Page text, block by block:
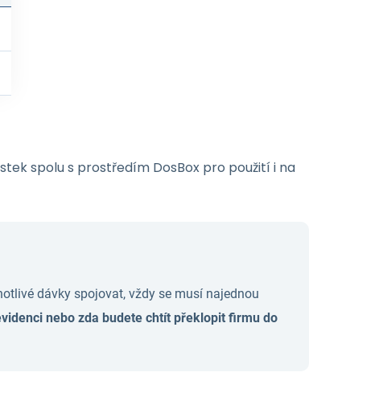
spolu s prostředím DosBox pro použití i na
dávky spojovat, vždy se musí najednou
nebo zda budete chtít překlopit firmu do